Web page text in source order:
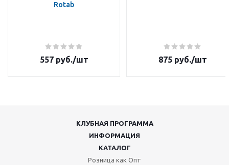
Rotab
557руб./шт 875руб./шт
КЛУБНАЯ ПРОГРАММА
ИНФОРМАЦИЯ
КАТАЛОГ
Розница как Опт